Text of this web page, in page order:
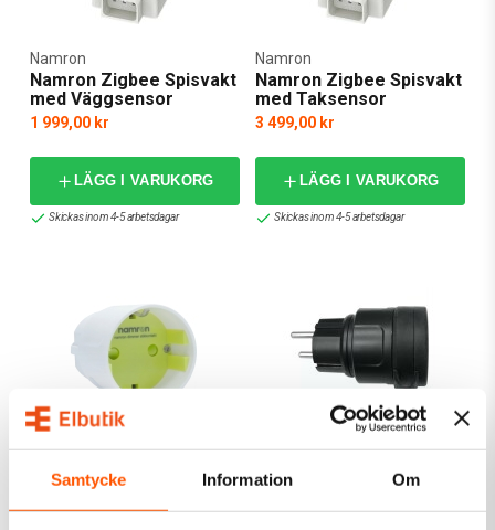
Samtycke Information Om
Namron Zigbee Spisvakt
med Väggsensor
Namron
1 999,00 kr
LÄGG I VARUKORG
Skickas inom 4-5 arbetsdagar
Namron Zigbee Spisvakt
med Taksensor
Namron
3 499,00 kr
LÄGG I VARUKORG
Skickas inom 4-5 arbetsdagar
Namron Zigbee Smart
Plug Dimmer
Namron Zigbee Smart
Plug 16A IP44